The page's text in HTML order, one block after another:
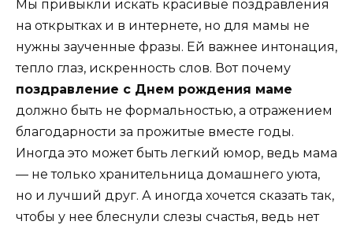
Мы привыкли искать красивые поздравления
на открытках и в интернете, но для мамы не
нужны заученные фразы. Ей важнее интонация,
тепло глаз, искренность слов. Вот почему
поздравление с Днем рождения маме
должно быть не формальностью, а отражением
благодарности за прожитые вместе годы.
Иногда это может быть легкий юмор, ведь мама
— не только хранительница домашнего уюта,
но и лучший друг. А иногда хочется сказать так,
чтобы у нее блеснули слезы счастья, ведь нет